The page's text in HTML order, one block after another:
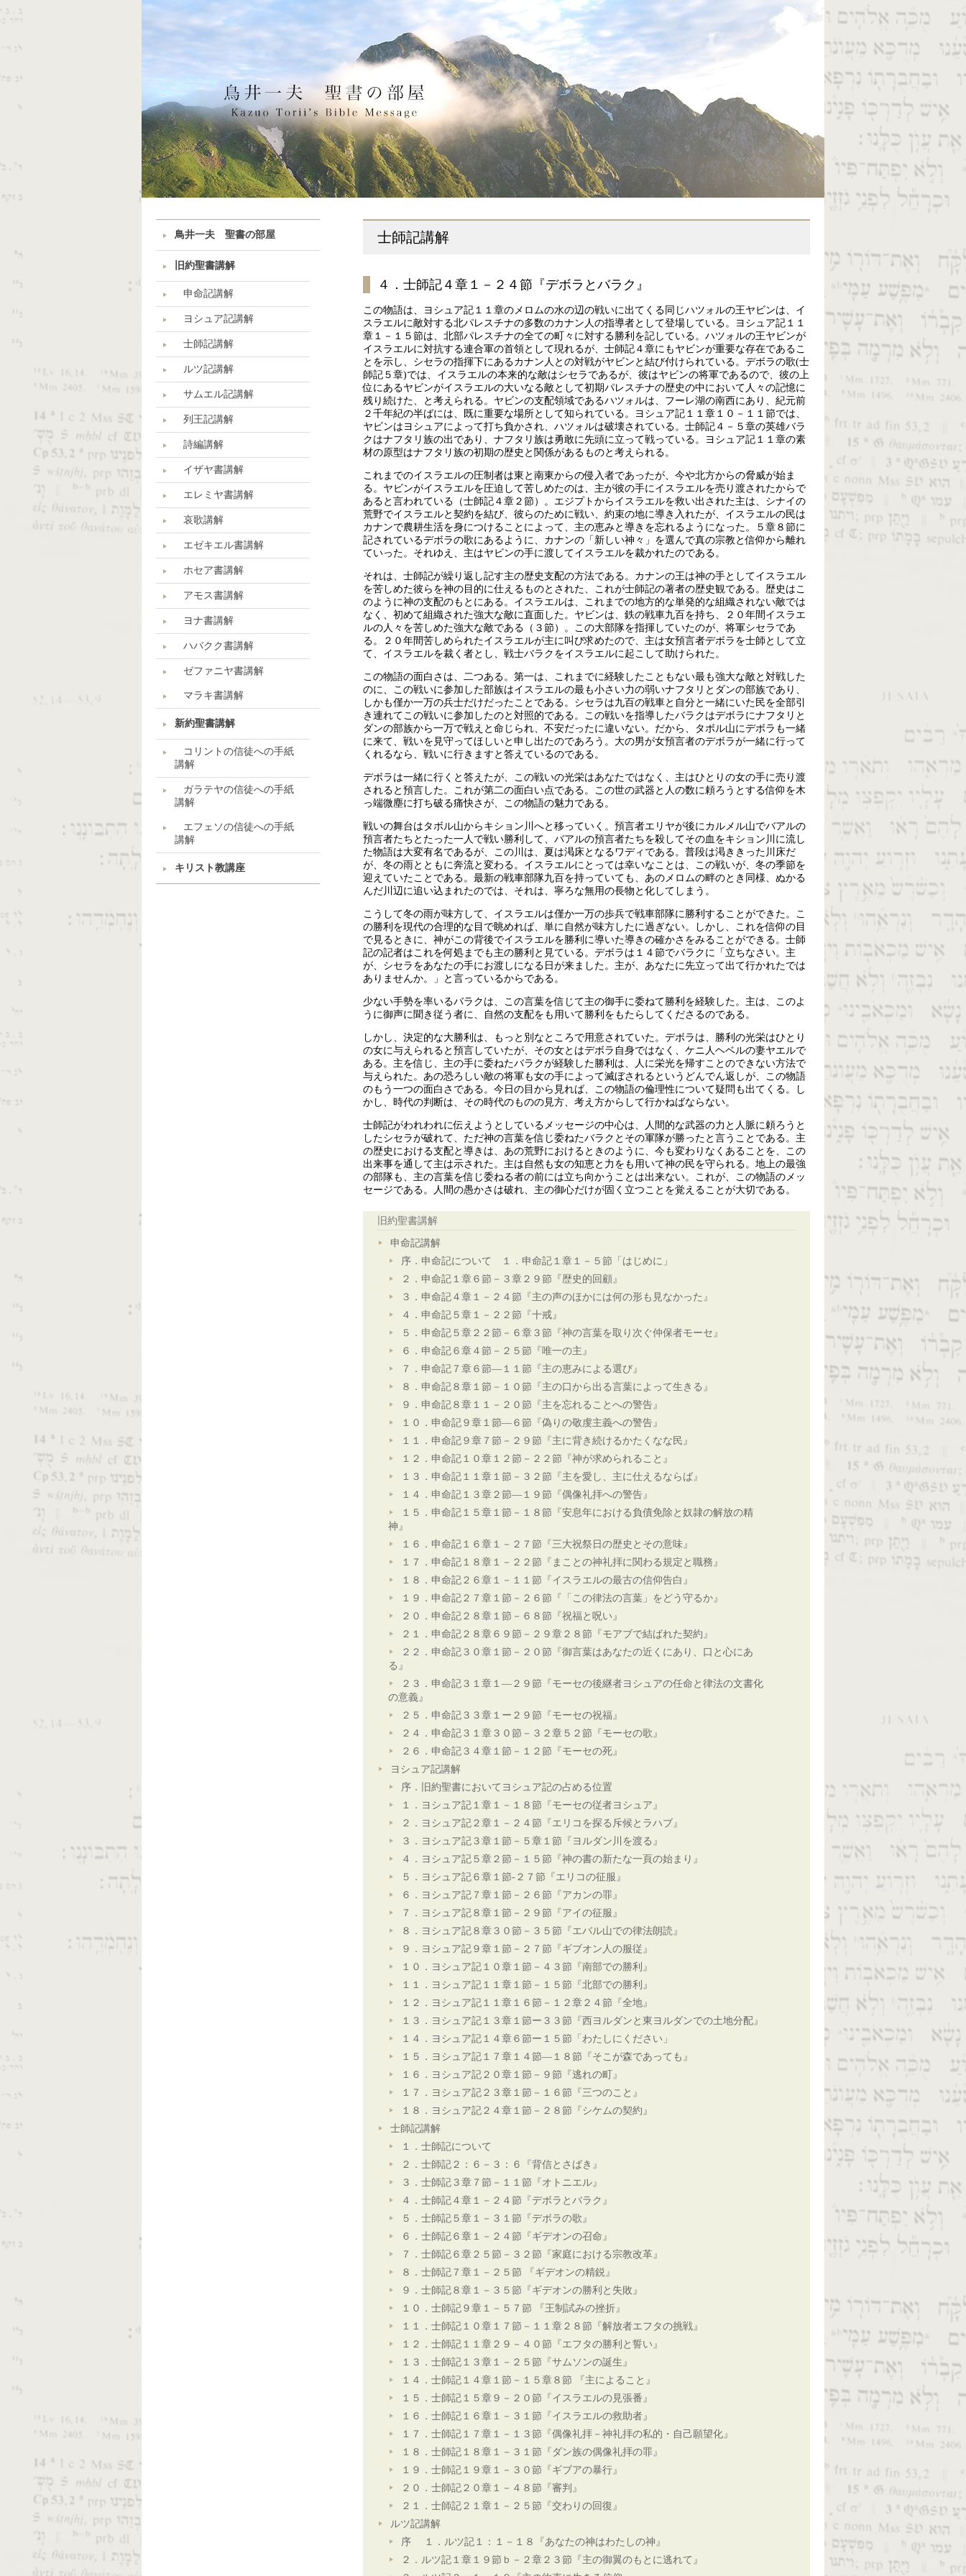
鳥井一夫 聖書の部屋
旧約聖書講解
申命記講解
ヨシュア記講解
士師記講解
ルツ記講解
サムエル記講解
列王記講解
詩編講解
イザヤ書講解
エレミヤ書講解
哀歌講解
エゼキエル書講解
ホセア書講解
アモス書講解
ヨナ書講解
ハバクク書講解
ゼファニヤ書講解
マラキ書講解
新約聖書講解
コリントの信徒への手紙
講解
ガラテヤの信徒への手紙
講解
エフェソの信徒への手紙
講解
キリスト教講座
士師記講解
４．士師記４章１－２４節『デボラとバラク』
この物語は、ヨシュア記１１章のメロムの水の辺の戦いに出てくる同じハツォルの王ヤビンは、イ
スラエルに敵対する北パレスチナの多数のカナン人の指導者として登場している。ヨシュア記１１
章１－１５節は、北部パレスチナの全ての町々に対する勝利を記している。ハツォルの王ヤビンが
イスラエルに対抗する連合軍の首領として現れるが、士師記４章にもヤビンが重要な存在であるこ
とを示し、シセラの指揮下にあるカナン人との対戦がヤビンと結び付けられている。デボラの歌(士
師記５章)では、イスラエルの本来的な敵はシセラであるが、彼はヤビンの将軍であるので、彼の上
位にあるヤビンがイスラエルの大いなる敵として初期パレスチナの歴史の中において人々の記憶に
残り続けた、と考えられる。ヤビンの支配領域であるハツォルは、フーレ湖の南西にあり、紀元前
２千年紀の半ばには、既に重要な場所として知られている。ヨシュア記１１章１０－１１節では、
ヤビンはヨシュアによって打ち負かされ、ハツォルは破壊されている。士師記４－５章の英雄バラ
クはナフタリ族の出であり、ナフタリ族は勇敢に先頭に立って戦っている。ヨシュア記１１章の素
材の原型はナフタリ族の初期の歴史と関係があるものと考えられる。
これまでのイスラエルの圧制者は東と南東からの侵入者であったが、今や北方からの脅威が始ま
る。ヤビンがイスラエルを圧迫して苦しめたのは、主が彼の手にイスラエルを売り渡されたからで
あると言われている（士師記４章２節）。エジプトからイスラエルを救い出された主は、シナイの
荒野でイスラエルと契約を結び、彼らのために戦い、約束の地に導き入れたが、イスラエルの民は
カナンで農耕生活を身につけることによって、主の恵みと導きを忘れるようになった。５章８節に
記されているデボラの歌にあるように、カナンの「新しい神々」を選んで真の宗教と信仰から離れ
ていった。それゆえ、主はヤビンの手に渡してイスラエルを裁かれたのである。
それは、士師記が繰り返し記す主の歴史支配の方法である。カナンの王は神の手としてイスラエル
を苦しめた彼らを神の目的に仕えるものとされた、これが士師記の著者の歴史観である。歴史はこ
のように神の支配のもとにある。イスラエルは、これまでの地方的な単発的な組織されない敵では
なく、初めて組織された強大な敵に直面した。ヤビンは、鉄の戦車九百を持ち、２０年間イスラエ
ルの人々を苦しめた強大な敵である（３節）。この大部隊を指揮していたのが、将軍シセラであ
る。２０年間苦しめられたイスラエルが主に叫び求めたので、主は女預言者デボラを士師として立
て、イスラエルを裁く者とし、戦士バラクをイスラエルに起こして助けられた。
この物語の面白さは、二つある。第一は、これまでに経験したこともない最も強大な敵と対戦した
のに、この戦いに参加した部族はイスラエルの最も小さい力の弱いナフタリとダンの部族であり、
しかも僅か一万の兵士だけだったことである。シセラは九百の戦車と自分と一緒にいた民を全部引
き連れてこの戦いに参加したのと対照的である。この戦いを指導したバラクはデボラにナフタリと
ダンの部族から一万で戦えと命じられ、不安だったに違いない。だから、タボル山にデボラも一緒
に来て、戦いを見守ってほしいと申し出たのであろう。大の男が女預言者のデボラが一緒に行って
くれるなら、戦いに行きますと答えているのである。
デボラは一緒に行くと答えたが、この戦いの光栄はあなたではなく、主はひとりの女の手に売り渡
されると預言した。これが第二の面白い点である。この世の武器と人の数に頼ろうとする信仰を木
っ端微塵に打ち破る痛快さが、この物語の魅力である。
戦いの舞台はタボル山からキション川へと移っていく。預言者エリヤが後にカルメル山でバアルの
預言者たちとたった一人で戦い勝利して、バアルの預言者たちを殺してその血をキション川に流し
た物語は大変有名であるが、この川は、夏は渇床となるワディである。普段は渇ききった川床だ
が、冬の雨とともに奔流と変わる。イスラエルにとっては幸いなことは、この戦いが、冬の季節を
迎えていたことである。最新の戦車部隊九百を持っていても、あのメロムの畔のとき同様、ぬかる
んだ川辺に追い込まれたのでは、それは、寧ろな無用の長物と化してしまう。
こうして冬の雨が味方して、イスラエルは僅か一万の歩兵で戦車部隊に勝利することができた。こ
の勝利を現代の合理的な目で眺めれば、単に自然が味方したに過ぎない。しかし、これを信仰の目
で見るときに、神がこの背後でイスラエルを勝利に導いた導きの確かさをみることができる。士師
記の記者はこれを何処までも主の勝利と見ている。デボラは１４節でバラクに「立ちなさい。主
が、シセラをあなたの手にお渡しになる日が来ました。主が、あなたに先立って出て行かれたでは
ありませんか。」と言っているからである。
少ない手勢を率いるバラクは、この言葉を信じて主の御手に委ねて勝利を経験した。主は、このよ
うに御声に聞き従う者に、自然の支配をも用いて勝利をもたらしてくださるのである。
しかし、決定的な大勝利は、もっと別なところで用意されていた。デボラは、勝利の光栄はひとり
の女に与えられると預言していたが、その女とはデボラ自身ではなく、ケニ人ヘベルの妻ヤエルで
ある。主を信じ、主の手に委ねたバラクが経験した勝利は、人に栄光を帰すことのできない方法で
与えられた。あの恐ろしい敵の将軍も女の手によって滅ぼされるというどんでん返しが、この物語
のもう一つの面白さである。今日の目から見れば、この物語の倫理性について疑問も出てくる。し
かし、時代の判断は、その時代のものの見方、考え方からして行かねばならない。
士師記がわれわれに伝えようとしているメッセージの中心は、人間的な武器の力と人脈に頼ろうと
したシセラが破れて、ただ神の言葉を信じ委ねたバラクとその軍隊が勝ったと言うことである。主
の歴史における支配と導きは、あの荒野におけるときのように、今も変わりなくあることを、この
出来事を通して主は示された。主は自然も女の知恵と力をも用いて神の民を守られる。地上の最強
の部隊も、主の言葉を信じ委ねる者の前には立ち向かうことは出来ない。これが、この物語のメッ
セージである。人間の愚かさは破れ、主の御心だけが固く立つことを覚えることが大切である。
旧約聖書講解
申命記講解
序．申命記について １．申命記１章１－５節「はじめに」
２．申命記１章６節－３章２９節『歴史的回顧』
３．申命記４章１－２４節『主の声のほかには何の形も見なかった』
４．申命記５章１－２２節『十戒』
５．申命記５章２２節－６章３節『神の言葉を取り次ぐ仲保者モーセ』
６．申命記６章４節－２５節『唯一の主』
７．申命記７章６節―１１節『主の恵みによる選び』
８．申命記８章１節－１０節『主の口から出る言葉によって生きる』
９．申命記８章１１－２０節『主を忘れることへの警告』
１０．申命記９章１節―６節『偽りの敬虔主義への警告』
１１．申命記９章７節－２９節『主に背き続けるかたくなな民』
１２．申命記１０章１２節－２２節『神が求められること』
１３．申命記１１章１節－３２節『主を愛し、主に仕えるならば』
１４．申命記１３章２節―１９節『偶像礼拝への警告』
１５．申命記１５章１節－１８節『安息年における負債免除と奴隷の解放の精
神』
１６．申命記１６章１－２７節『三大祝祭日の歴史とその意味』
１７．申命記１８章１－２２節『まことの神礼拝に関わる規定と職務』
１８．申命記２６章１－１１節『イスラエルの最古の信仰告白』
１９．申命記２７章１節－２６節『「この律法の言葉」をどう守るか』
２０．申命記２８章１節－６８節『祝福と呪い』
２１．申命記２８章６９節－２９章２８節『モアブで結ばれた契約』
２２．申命記３０章１節－２０節『御言葉はあなたの近くにあり、口と心にあ
る』
２３．申命記３１章１―２９節『モーセの後継者ヨシュアの任命と律法の文書化
の意義』
２５．申命記３３章１ー２９節『モーセの祝福』
２４．申命記３１章３０節－３２章５２節『モーセの歌』
２６．申命記３４章１節－１２節『モーセの死』
ヨシュア記講解
序．旧約聖書においてヨシュア記の占める位置
１．ヨシュア記１章１－１８節『モーセの従者ヨシュア』
２．ヨシュア記２章１－２４節『エリコを探る斥候とラハブ』
３．ヨシュア記３章１節－５章１節『ヨルダン川を渡る』
４．ヨシュア記５章２節－１５節『神の書の新たな一頁の始まり』
５．ヨシュア記６章１節-２７節『エリコの征服』
６．ヨシュア記７章１節－２６節『アカンの罪』
７．ヨシュア記８章１節－２９節『アイの征服』
８．ヨシュア記８章３０節－３５節『エバル山での律法朗読』
９．ヨシュア記９章１節－２７節『ギブオン人の服従』
１０．ヨシュア記１０章１節－４３節『南部での勝利』
１１．ヨシュア記１１章１節－１５節『北部での勝利』
１２．ヨシュア記１１章１６節－１２章２４節『全地』
１３．ヨシュア記１３章１節ー３３節『西ヨルダンと東ヨルダンでの土地分配』
１４．ヨシュア記１４章６節ー１５節「わたしにください」
１５．ヨシュア記１７章１４節―１８節『そこが森であっても』
１６．ヨシュア記２０章１節－９節『逃れの町』
１７．ヨシュア記２３章１節－１６節『三つのこと』
１８．ヨシュア記２４章１節－２８節『シケムの契約』
士師記講解
１．士師記について
２．士師記２：６－３：６『背信とさばき』
３．士師記３章７節－１１節『オトニエル』
４．士師記４章１－２４節『デボラとバラク』
５．士師記５章１－３１節『デボラの歌』
６．士師記６章１－２４節『ギデオンの召命』
７．士師記６章２５節－３２節『家庭における宗教改革』
８．士師記７章１－２５節 『ギデオンの精鋭』
９．士師記８章１－３５節『ギデオンの勝利と失敗』
１０．士師記９章１－５７節 『王制試みの挫折』
１１．士師記１０章１７節－１１章２８節『解放者エフタの挑戦』
１２．士師記１１章２９－４０節『エフタの勝利と誓い』
１３．士師記１３章１－２５節『サムソンの誕生』
１４．士師記１４章１節－１５章８節 『主によること』
１５．士師記１５章９－２０節『イスラエルの見張番』
１６．士師記１６章１－３１節『イスラエルの救助者』
１７．士師記１７章１－１３節『偶像礼拝－神礼拝の私的・自己願望化』
１８．士師記１８章１－３１節『ダン族の偶像礼拝の罪』
１９．士師記１９章１－３０節『ギブアの暴行』
２０．士師記２０章１－４８節『審判』
２１．士師記２１章１－２５節『交わりの回復』
ルツ記講解
序 １．ルツ記１：１－１８『あなたの神はわたしの神』
２．ルツ記１章１９節ｂ－２章２３節『主の御翼のもとに逃れて』